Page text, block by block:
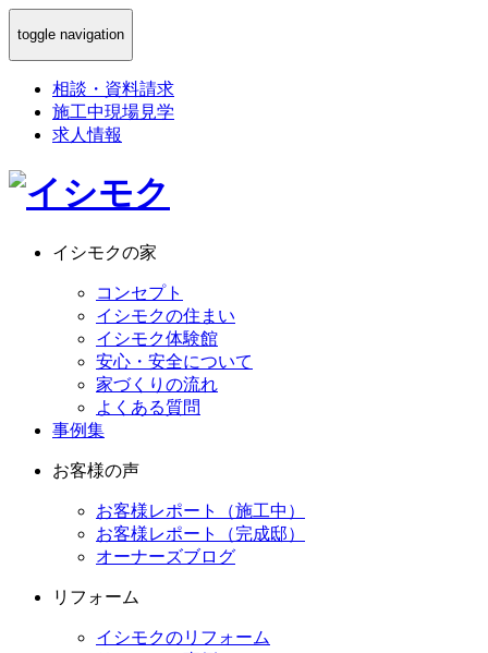
toggle navigation
相談 ・ 資料請求
施工中現場見学
求人情報
イシモクの家
コンセプト
イシモクの住まい
イシモク体験館
安心・安全について
家づくりの流れ
よくある質問
事例集
お客様の声
お客様レポート（施工中）
お客様レポート（完成邸）
オーナーズブログ
リフォーム
イシモクのリフォーム